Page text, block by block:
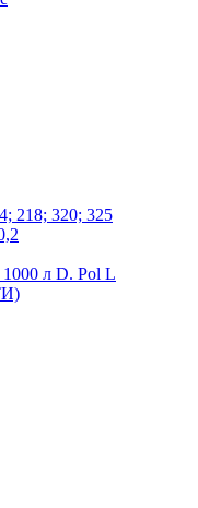
218; 320; 325
л D. Pol L